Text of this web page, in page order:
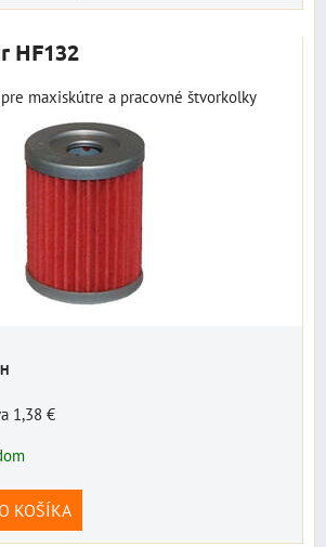
HF132
maxiskútre a pracovné štvorkolky
1,38 €
KOŠÍKA